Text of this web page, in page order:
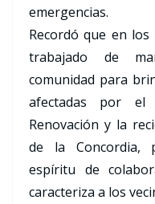
emergencias.
Recordó que en
trabajado de
comunidad para
afectadas por
Renovación y la
de la Concordia,
espíritu de
caracteriza a los